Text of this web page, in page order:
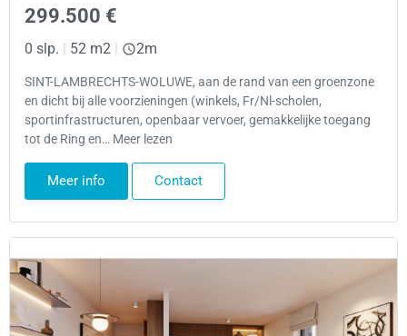
299.500 €
0 slp. | 52 m2 | 2m
SINT-LAMBRECHTS-WOLUWE, aan de rand van een groenzone
en dicht bij alle voorzieningen (winkels, Fr/Nl-scholen,
sportinfrastructuren, openbaar vervoer, gemakkelijke toegang
tot de Ring en… Meer lezen
Meer info Contact